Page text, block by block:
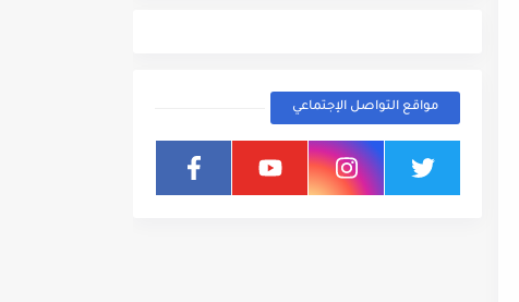
مواقع التواصل الإجتماعي